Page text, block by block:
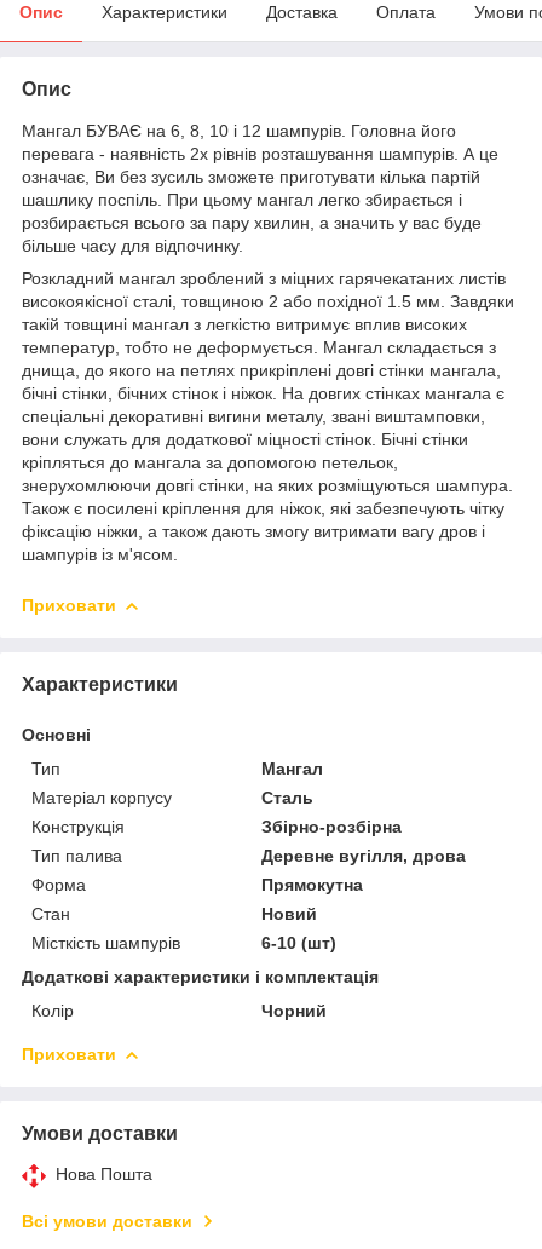
Опис Характеристики Доставка Оплата Умови
Опис
Мангал БУВАЄ на 6, 8, 10 і 12 шампурів. Головна його
перевага - наявність 2х рівнів розташування шампурів. А це
означає, Ви без зусиль зможете приготувати кілька партій
шашлику поспіль. При цьому мангал легко збирається і
розбирається всього за пару хвилин, а значить у вас буде
більше часу для відпочинку.
Розкладний мангал зроблений з міцних гарячекатаних листів
високоякісної сталі, товщиною 2 або похідної 1.5 мм. Завдяки
такій товщині мангал з легкістю витримує вплив високих
температур, тобто не деформується. Мангал складається з
днища, до якого на петлях прикріплені довгі стінки мангала,
бічні стінки, бічних стінок і ніжок. На довгих стінках мангала є
спеціальні декоративні вигини металу, звані виштамповки,
вони служать для додаткової міцності стінок. Бічні стінки
кріпляться до мангала за допомогою петельок,
знерухомлюючи довгі стінки, на яких розміщуються шампура.
Також є посилені кріплення для ніжок, які забезпечують чітку
фіксацію ніжки, а також дають змогу витримати вагу дров і
шампурів із м'ясом.
Приховати
Характеристики
Основні
Тип
Мангал
Матеріал корпусу
Сталь
Конструкція
Збірно-розбірна
Тип палива
Деревне вугілля, дрова
Форма
Прямокутна
Стан
Новий
Місткість шампурів
6-10 (шт)
Додаткові характеристики і комплектація
Колір
Чорний
Приховати
Умови доставки
Нова Пошта
Всі умови доставки